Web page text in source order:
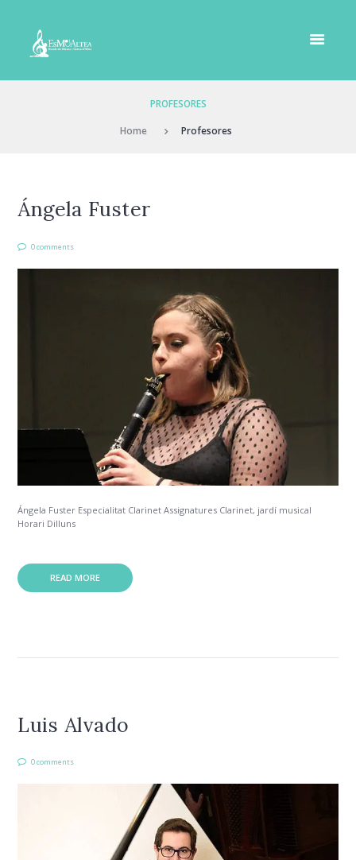
PROFESORES
Home Profesores
Ángela Fuster
0 comments
Ángela Fuster Especialitat Clarinet Assignatures Clarinet, jardí musical
Horari Dilluns
READ MORE
Luis Alvado
0 comments